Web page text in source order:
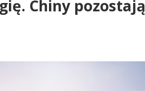
Chiny pozostają